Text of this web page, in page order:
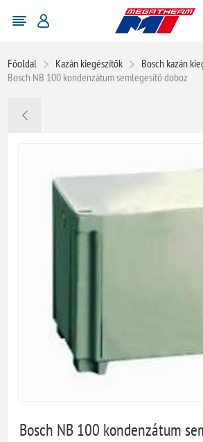
Főoldal Kazán kiegészítők
Bosch kazán
Bosch NB 100 kondenzátum semlegesítő doboz
Bosch NB 100 kondenzátum